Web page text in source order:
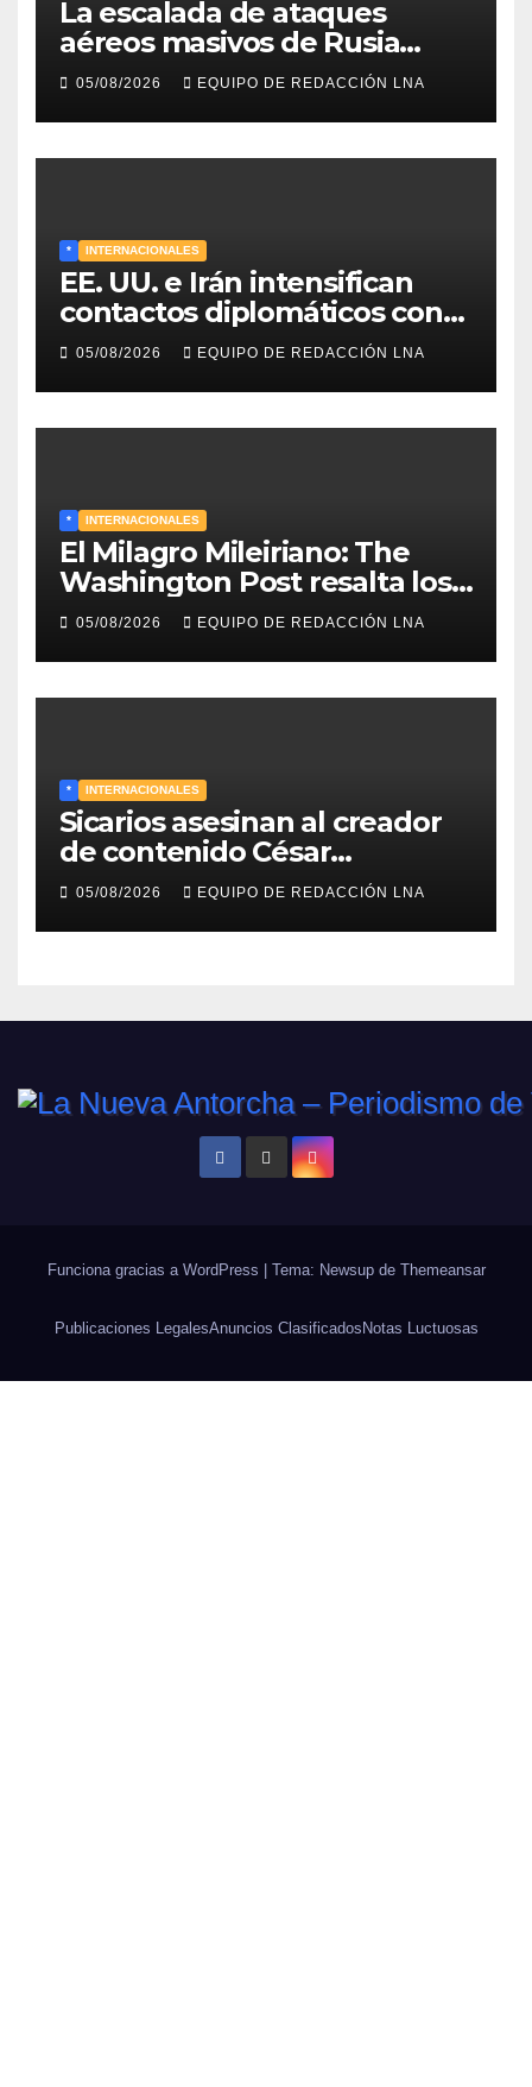
La escalada de ataques
aéreos masivos de Rusia
sobre Kiev y centros
energéticos eleva la tensión
en el conflicto ucraniano
05/08/2026 EQUIPO DE REDACCIÓN LNA
* INTERNACIONALES
EE. UU. e Irán intensifican
contactos diplomáticos con
la mediación de Omán para
reabrir el estrecho de Ormuz
05/08/2026 EQUIPO DE REDACCIÓN LNA
* INTERNACIONALES
El Milagro Mileiriano: The
Washington Post resalta los
resultados de la economía de
Milei y lo califica como «El
renacimiento de Argentina
continúa»
05/08/2026 EQUIPO DE REDACCIÓN LNA
* INTERNACIONALES
Sicarios asesinan al creador
de contenido César
Gastélum durante una
transmisión en vivo
05/08/2026 EQUIPO DE REDACCIÓN LNA
Funciona gracias a WordPress Tema: Newsup de Themeansar
Publicaciones LegalesAnuncios ClasificadosNotas Luctuosas